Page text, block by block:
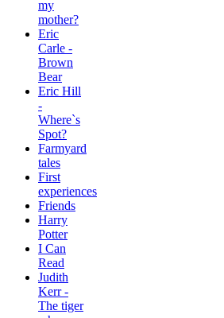
my
mother?
Eric
Carle -
Brown
Bear
Eric Hill
-
Where`s
Spot?
Farmyard
tales
First
experiences
Friends
Harry
Potter
I Can
Read
Judith
Kerr -
The tiger